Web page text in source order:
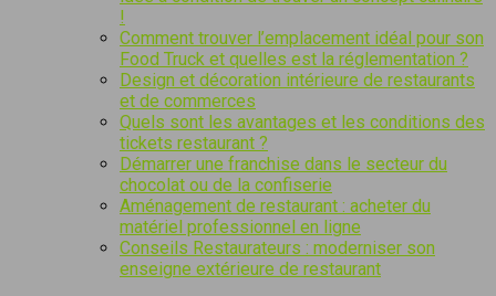
!
Comment trouver l’emplacement idéal pour son
Food Truck et quelles est la réglementation ?
Design et décoration intérieure de restaurants
et de commerces
Quels sont les avantages et les conditions des
tickets restaurant ?
Démarrer une franchise dans le secteur du
chocolat ou de la confiserie
Aménagement de restaurant : acheter du
matériel professionnel en ligne
Conseils Restaurateurs : moderniser son
enseigne extérieure de restaurant